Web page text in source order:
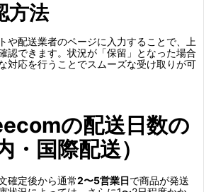
方法
や配送業者のページに入力することで、上
認できます。状況が「保留」となった場合
対応を行うことでスムーズな受け取りが可
の配送日数の
・国際配送）
確定後から通常2〜5営業日で商品が発送